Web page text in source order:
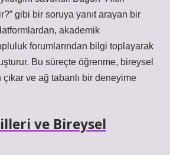
gibi bir soruya yanıt arayan bir
akademik
forumlarından bilgi toplayarak
Bu süreçte öğrenme, bireysel
ve ağ tabanlı bir deneyime
ve Bireysel